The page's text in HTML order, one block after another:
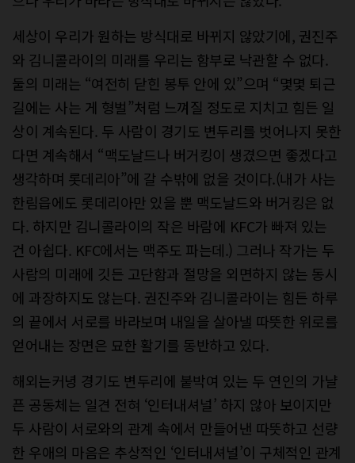
세상이 우리가 원하는 방식대로 바뀌지 않았기에, 권진주
와 김니콜라이의 미래를 우리는 함부로 낙관할 수 없다.
둘의 미래는 “여전히 닫힌 봉투 안에 있”으며 “몇몇 퇴근
길에는 사는 게 형벌”처럼 느껴질 정도로 지치고 힘든 일
상이 계속된다. 두 사람이 경기도 변두리를 벗어나지 못한
다면 계속해서 “맥도날드나 버거킹이 생겼으면 좋겠다고
생각하며 롯데리아”에 갈 수밖에 없을 것이다.(내가 사는
한림읍에도 롯데리아만 있을 뿐 맥도날드와 버거킹은 없
다. 하지만 김니콜라이의 작은 바람에 KFC가 빠져 있는
건 아쉽다. KFC에서는 맥주도 파는데.) 그러나 작가는 두
사람의 미래에 깃든 고단함과 절망을 외면하지 않는 동시
에 과장하지도 않는다. 권진주와 김니콜라이는 힘든 하루
의 끝에서 서로를 바라보며 내일을 살아낼 따뜻한 위로를
얻어내는 장면은 묘한 활기를 동반하고 있다.
해외는커녕 경기도 변두리에 붙박여 있는 두 연인의 가냘
픈 공동체는 일견 전혀 ‘인터내셔널’ 하지 않아 보이지만
두 사람이 서로와의 관계 속에서 만들어낸 따뜻하고 선량
한 우애의 마음은 추상적인 ‘인터내셔널’이 구체적인 관계